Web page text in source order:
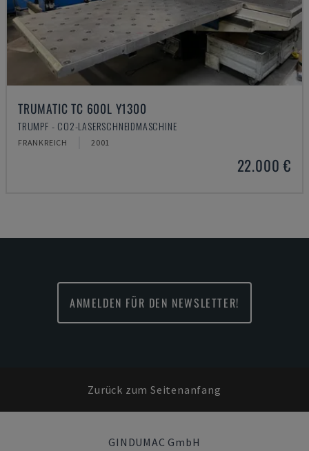
TRUMATIC TC 600L Y1300
TRUMPF - CO2-LASERSCHNEIDMASCHINE
FRANKREICH 2001
22.000 €
ANMELDEN FÜR DEN NEWSLETTER!
Zurück zum Seitenanfang
GINDUMAC GmbH